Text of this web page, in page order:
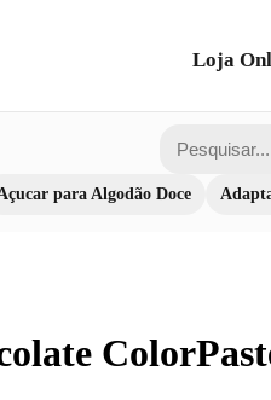
Loja
para Algodão Doce